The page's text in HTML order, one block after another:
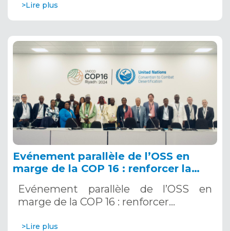
>Lire plus
Evénement parallèle de l’OSS en
marge de la COP 16 : renforcer la
Systèmes d’Alerte Précoce
Multirisques. 12 décembre 2024
Evénement parallèle de l’OSS en
marge de la COP 16 : renforcer…
>Lire plus